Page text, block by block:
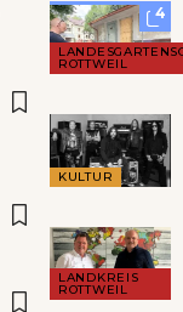
4
ROTTWEIL
KULTUR
LANDKREIS
ROTTWEIL